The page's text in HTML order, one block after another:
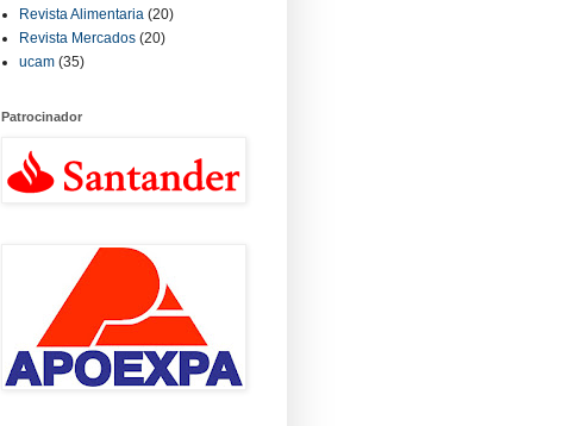
Revista Alimentaria (20)
Revista Mercados (20)
ucam (35)
Patrocinador